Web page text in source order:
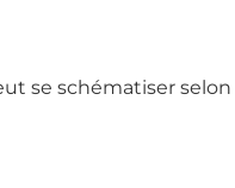
se schématiser selon